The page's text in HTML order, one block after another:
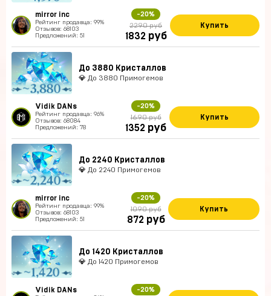
mirror inc
Рейтинг продавца: 99%
Отзывов: 68103
Предложений: 51
-20%
2290 руб
1832 руб
Купить
До 3880 Кристаллов
💎 До 3880 Примогемов
Vidik DANs
Рейтинг продавца: 96%
Отзывов: 68084
Предложений: 78
-20%
1690 руб
1352 руб
Купить
До 2240 Кристаллов
💎 До 2240 Примогемов
mirror inc
Рейтинг продавца: 99%
Отзывов: 68103
Предложений: 51
-20%
1090 руб
872 руб
Купить
До 1420 Кристаллов
💎 До 1420 Примогемов
Vidik DANs -20%